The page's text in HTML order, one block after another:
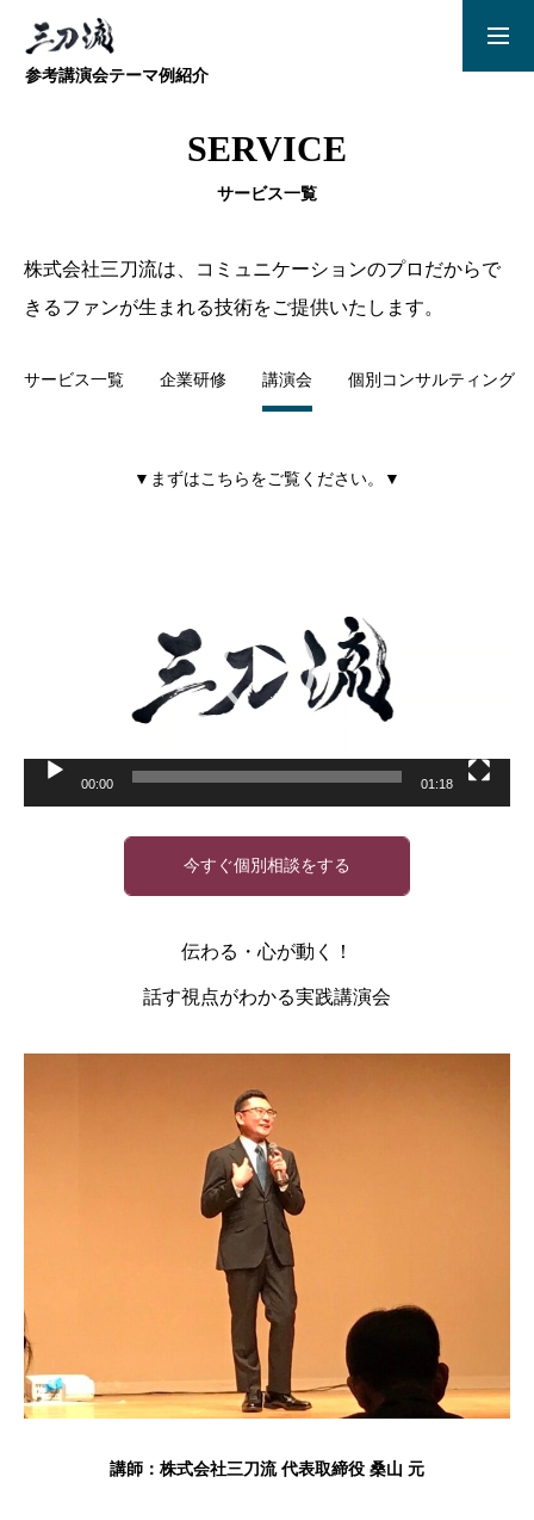
企業研修
書籍・メディア情報
SERVICE
サービス一覧
株式会社三刀流は、コミュニケーションのプロだからで
きるファンが生まれる技術をご提供いたします。
サービス一覧 企業研修 講演会 個別コンサルティング
▼まずはこちらをご覧ください。▼
00:00 01:18
今すぐ個別相談をする
伝わる・心が動く！
話す視点がわかる実践講演会
講師：株式会社三刀流 代表取締役 桑山 元
参考講演会テーマ例紹介